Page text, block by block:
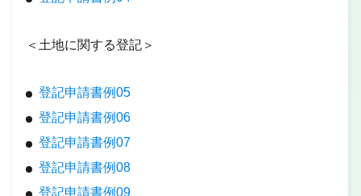
＜土地に関する登記＞
登記申請書例05
登記申請書例06
登記申請書例07
登記申請書例08
登記申請書例09